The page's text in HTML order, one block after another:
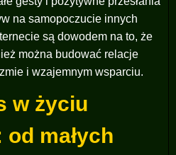
na samopoczucie innych
są dowodem na to, że
można budować relacje
i wzajemnym wsparciu.
w życiu
małych